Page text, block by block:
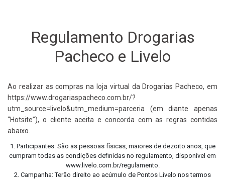
Regulamento Drogarias
Pacheco e Livelo
Ao realizar as compras na loja virtual da Drogarias Pacheco, em
https://www.drogariaspacheco.com.br/?
utm_source=livelo&utm_medium=parceria (em diante apenas
“Hotsite”), o cliente aceita e concorda com as regras contidas
abaixo.
1. Participantes: São as pessoas físicas, maiores de dezoito anos, que
cumpram todas as condições definidas no regulamento, disponível em
www.livelo.com.br/regulamento.
2. Campanha: Terão direito ao acúmulo de Pontos Livelo nos termos